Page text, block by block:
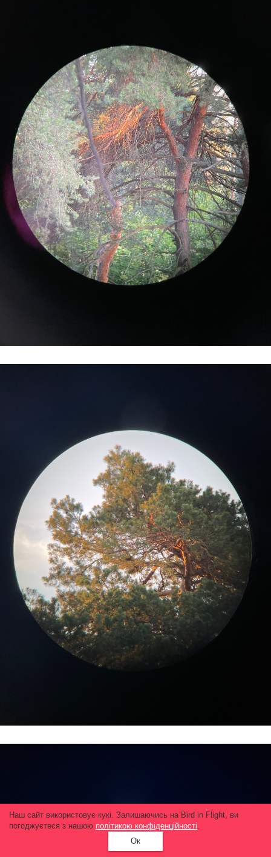
Наш сайт використовує кукі. Залишаючись на Bird in Flight, ви
погоджуєтеся з нашою політикою конфіденційності.
Ок